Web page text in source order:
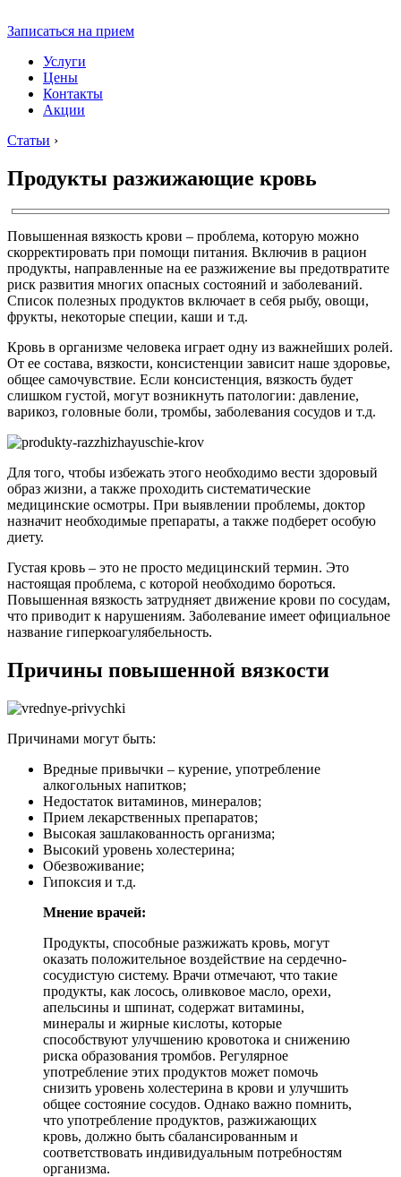
Записаться на прием
Услуги
Цены
Контакты
Акции
Статьи ›
Продукты разжижающие кровь
Повышенная вязкость крови – проблема, которую можно
скорректировать при помощи питания. Включив в рацион
продукты, направленные на ее разжижение вы предотвратите
риск развития многих опасных состояний и заболеваний.
Список полезных продуктов включает в себя рыбу, овощи,
фрукты, некоторые специи, каши и т.д.
Кровь в организме человека играет одну из важнейших ролей.
От ее состава, вязкости, консистенции зависит наше здоровье,
общее самочувствие. Если консистенция, вязкость будет
слишком густой, могут возникнуть патологии: давление,
варикоз, головные боли, тромбы, заболевания сосудов и т.д.
Для того, чтобы избежать этого необходимо вести здоровый
образ жизни, а также проходить систематические
медицинские осмотры. При выявлении проблемы, доктор
назначит необходимые препараты, а также подберет особую
диету.
Густая кровь – это не просто медицинский термин. Это
настоящая проблема, с которой необходимо бороться.
Повышенная вязкость затрудняет движение крови по сосудам,
что приводит к нарушениям. Заболевание имеет официальное
название гиперкоагулябельность.
Причины повышенной вязкости
Причинами могут быть:
Вредные привычки – курение, употребление
алкогольных напитков;
Недостаток витаминов, минералов;
Прием лекарственных препаратов;
Высокая зашлакованность организма;
Высокий уровень холестерина;
Обезвоживание;
Гипоксия и т.д.
Мнение врачей:
Продукты, способные разжижать кровь, могут
оказать положительное воздействие на сердечно-
сосудистую систему. Врачи отмечают, что такие
продукты, как лосось, оливковое масло, орехи,
апельсины и шпинат, содержат витамины,
минералы и жирные кислоты, которые
способствуют улучшению кровотока и снижению
риска образования тромбов. Регулярное
употребление этих продуктов может помочь
снизить уровень холестерина в крови и улучшить
общее состояние сосудов. Однако важно помнить,
что употребление продуктов, разжижающих
кровь, должно быть сбалансированным и
соответствовать индивидуальным потребностям
организма.